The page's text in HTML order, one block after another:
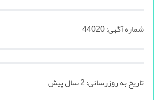
شماره آگهی:44020
تاریخ به روزرسانی:2 سال پیش